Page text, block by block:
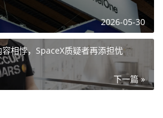
2026-05-30
相悖，SpaceX质疑者再添担忧
下一篇 »